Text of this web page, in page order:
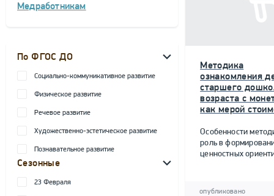
Медработникам
По ФГОС ДО
Социально-коммуникативное развитие
Физическое развитие
Речевое развитие
Художественно-эстетическое развитие
Познавательное развитие
Сезонные
23 Февраля
Методика
ознакомления
старшего
возраста с
как мерой
Особенности
роль в
ценностных
опубликовано